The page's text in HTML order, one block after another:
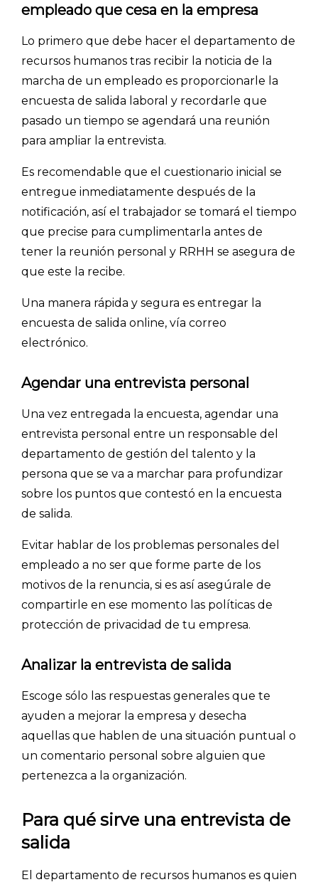
Explorar categorías:
- Artículos destacados
- Consejos para tu encuesta
- Encuesta.com
- Encuestas de NPS
- Encuestas de recursos humanos
- Encuestas de satisfacción de cliente
- Inteligencia artificial
- Investigación de mercados
empleado que cesa en la empresa
Lo primero que debe hacer el departamento de
recursos humanos tras recibir la noticia de la
marcha de un empleado es proporcionarle la
encuesta de salida laboral y recordarle que
pasado un tiempo se agendará una reunión
para ampliar la entrevista.
Es recomendable que el cuestionario inicial se
entregue inmediatamente después de la
notificación, así el trabajador se tomará el tiempo
que precise para cumplimentarla antes de
tener la reunión personal y RRHH se asegura de
que este la recibe.
Una manera rápida y segura es entregar la
encuesta de salida online, vía correo
electrónico.
Agendar una entrevista personal
Una vez entregada la encuesta, agendar una
entrevista personal entre un responsable del
departamento de gestión del talento y la
persona que se va a marchar para profundizar
sobre los puntos que contestó en la encuesta
de salida.
Evitar hablar de los problemas personales del
empleado a no ser que forme parte de los
motivos de la renuncia, si es así asegúrale de
compartirle en ese momento las políticas de
protección de privacidad de tu empresa.
Analizar la entrevista de salida
Escoge sólo las respuestas generales que te
ayuden a mejorar la empresa y desecha
aquellas que hablen de una situación puntual o
un comentario personal sobre alguien que
pertenezca a la organización.
Para qué sirve una entrevista de
salida
El departamento de recursos humanos es quien